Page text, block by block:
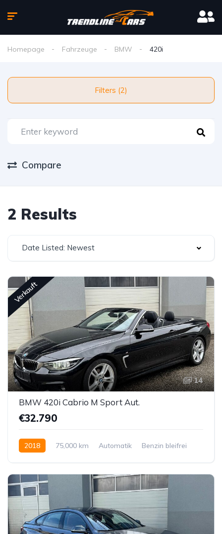
Homepage Fahrzeuge BMW 420i
Filters (2)
Compare
2 Results
Date Listed: Newest
Verkauft
14
BMW 420i Cabrio M Sport Aut.
€32.790
2018 75,000 km Automatik
Benzin bleifrei